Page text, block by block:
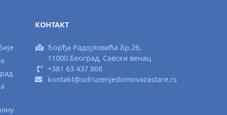
КОНТАКТ
Ђорђа Радојловића бр.26,
11000 Београд, Савски венац
+381 63 437 868
kontakt@udruzenjedomovazastare.rs